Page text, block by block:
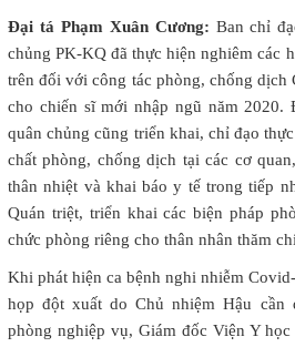
Đại tá Phạm Xuân Cương: Ban chỉ
chủng PK-KQ đã thực hiện nghiêm các
trên đối với công tác phòng, chống dịch
cho chiến sĩ mới nhập ngũ năm 2020.
quân chủng cũng triển khai, chỉ đạo
chất phòng, chống dịch tại các cơ
thân nhiệt và khai báo y tế trong tiếp
Quán triệt, triển khai các biện pháp
chức phòng riêng cho thân nhân thăm
​Khi phát hiện ca bệnh nghi nhiễm
họp đột xuất do Chủ nhiệm Hậu cần
phòng nghiệp vụ, Giám đốc Viện Y